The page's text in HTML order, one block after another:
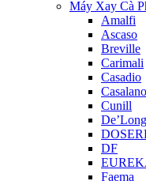
Máy Xay Cà
Amalfi
Ascaso
Breville
Carimali
Casadio
Casalano
Cunill
DF
Faema